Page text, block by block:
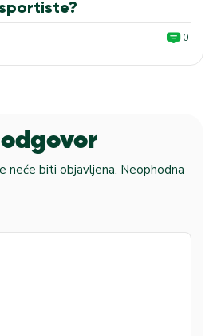
0
neće biti objavljena. Neophodna